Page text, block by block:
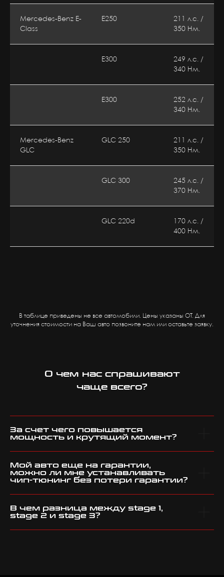
Mercedes-Benz E-
Class
E250
211 л.с. /
350 Нм.
E300
249 л.с. /
340 Нм.
E300
252 л.с. /
340 Нм.
Mercedes-Benz
GLC
GLC 250
211 л.с. /
350 Нм.
GLC 300
245 л.с. /
370 Нм.
GLC 220d
170 л.с. /
400 Нм.
В таблице приведены не все автомобили. Цены указаны ОТ. Для
уточнения стоимости на Ваш авто позвоните нам или оставьте заявку.
О чем нас спрашивают
чаще всего?
За счет чего повышается
мощность и крутящий момент?
Мой авто еще на гарантии,
можно ли мне устанавливать
чип-тюнинг без потери гарантии?
В чем разница между stage 1,
stage 2 и stage 3?